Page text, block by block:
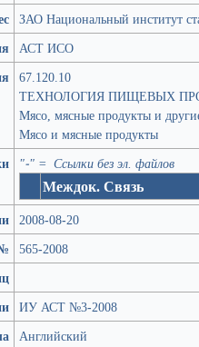
ЗАО Национальный институт
АСТ ИСО
67.120.10
ТЕХНОЛОГИЯ ПИЩЕВЫХ
Мясо, мясные продукты и
Мясо и мясные продукты
"-" = Ссылки без эл. файлов
Междок. Связь
2008-08-20
565-2008
ИУ АСТ №3-2008
Английский